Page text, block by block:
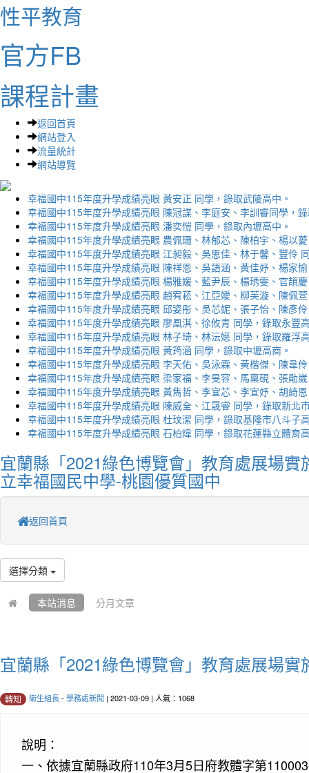
性平教育
官方FB
課程計畫
返回首頁
網站登入
流量統計
網站導覽
幸福國中115年度升學成績亮眼 黃安正 同學，錄取武陵高中。
幸福國中115年度升學成績亮眼 陳冠謀、李庭安、李訓睿同學，
幸福國中115年度升學成績亮眼 潘奕愷 同學，錄取內壢高中。
幸福國中115年度升學成績亮眼 農佩珊、林郁芯、陳柏宇、楊以
幸福國中115年度升學成績亮眼 江昶毅、吳思佳、林于馨、豐伶
幸福國中115年度升學成績亮眼 陳祥恩、吳語涵、黃佳妤、楊家
幸福國中115年度升學成績亮眼 楊雅媛、藍尹辰、楊琇雯、官頡
幸福國中115年度升學成績亮眼 趙宥菘、江亞嬡、柳芙漩、陳佩
幸福國中115年度升學成績亮眼 邱姿彤、吳芯妮、張子怡、陳彥
幸福國中115年度升學成績亮眼 廖凰淇、徐攸青 同學，錄取永豐
幸福國中115年度升學成績亮眼 林子琦、林沄嬨 同學，錄取羅浮
幸福國中115年度升學成績亮眼 黃筠涵 同學，錄取中壢高商。
幸福國中115年度升學成績亮眼 李天佑、吳泳霖、黃楷傑、陳韋
幸福國中115年度升學成績亮眼 梁家福、李旻容、馬稟硯、張勛
幸福國中115年度升學成績亮眼 黃雋哲、李宜芯、李宣妤、胡綺
幸福國中115年度升學成績亮眼 陳威全、江晟睿 同學，錄取新北
幸福國中115年度升學成績亮眼 杜玟潔 同學，錄取基隆市八斗子
幸福國中115年度升學成績亮眼 石柏煒 同學，錄取花蓮縣立體育
宜蘭縣「2021綠色博覽會」教育處展場實
立幸福國民中學-桃園優質國中
返回首頁
選擇分類
本站消息 分月文章
宜蘭縣「2021綠色博覽會」教育處展場實
轉知 衛生組長- 學務處新聞 | 2021-03-09 | 人氣：1068
說明：
一、 依據宜蘭縣政府110年3月5日府教體字第